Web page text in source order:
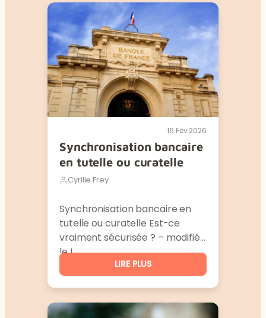
16 Fév 2026
Synchronisation bancaire
en tutelle ou curatelle
Cyrille Frey
Synchronisation bancaire en
tutelle ou curatelle Est-ce
vraiment sécurisée ? – modifié
le L…
LIRE PLUS